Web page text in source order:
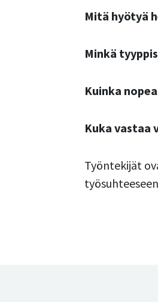
Mitä hyötyä
Minkä
Kuinka
Kuka vastaa
Työntekijät